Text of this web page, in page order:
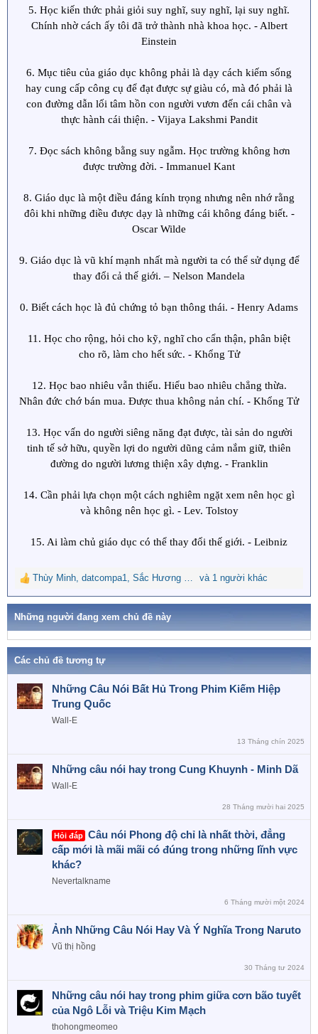
5. Học kiến thức phải giỏi suy nghĩ, suy nghĩ, lại suy nghĩ.
Chính nhờ cách ấy tôi đã trở thành nhà khoa học. - Albert
Einstein
6. Mục tiêu của giáo dục không phải là dạy cách kiếm sống
hay cung cấp công cụ để đạt được sự giàu có, mà đó phải là
con đường dẫn lối tâm hồn con người vươn đến cái chân và
thực hành cái thiện. - Vijaya Lakshmi Pandit
7. Đọc sách không bằng suy ngẫm. Học trường không hơn
được trường đời. - Immanuel Kant
8. Giáo dục là một điều đáng kính trọng nhưng nên nhớ rằng
đôi khi những điều được dạy là những cái không đáng biết. -
Oscar Wilde
9. Giáo dục là vũ khí mạnh nhất mà người ta có thể sử dụng để
thay đổi cả thế giới. – Nelson Mandela
0. Biết cách học là đủ chứng tỏ bạn thông thái. - Henry Adams
11. Học cho rộng, hỏi cho kỹ, nghĩ cho cẩn thận, phân biệt
cho rõ, làm cho hết sức. - Khổng Tử
12. Học bao nhiêu vẫn thiếu. Hiểu bao nhiêu chẳng thừa.
Nhân đức chớ bán mua. Được thua không nản chí. - Khổng Tử
13. Học vấn do người siêng năng đạt được, tài sản do người
tinh tế sở hữu, quyền lợi do người dũng cảm nắm giữ, thiên
đường do người lương thiện xây dựng. - Franklin
14. Cần phải lựa chọn một cách nghiêm ngặt xem nên học gì
và không nên học gì. - Lev. Tolstoy
15. Ai làm chủ giáo dục có thể thay đổi thế giới. - Leibniz
R
e
c
t
i
o
n
s
:
Thùy Minh, datcompa1, Sắc Hương Hoa và 1 người khác
Những người đang xem chủ đề này
Các chủ đề tương tự
Những Câu Nói Bất Hủ Trong Phim Kiếm Hiệp
Trung Quốc
Wall-E
13 Tháng chín 2025
Những câu nói hay trong Cung Khuynh - Minh Dã
Wall-E
28 Tháng mười hai 2025
Hỏi đáp Câu nói Phong độ chỉ là nhất thời, đẳng
cấp mới là mãi mãi có đúng trong những lĩnh vực
khác?
Nevertalkname
6 Tháng mười một 2024
Ảnh Những Câu Nói Hay Và Ý Nghĩa Trong Naruto
Vũ thị hồng
30 Tháng tư 2024
Những câu nói hay trong phim giữa cơn bão tuyết
của Ngô Lỗi và Triệu Kim Mạch
thohongmeomeo